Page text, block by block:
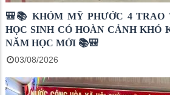
🎒📚 KHÓM MỸ PHƯỚC 4 TRAO
HỌC SINH CÓ HOÀN CẢNH KHÓ
NĂM HỌC MỚI 📚🎒
03/08/2026